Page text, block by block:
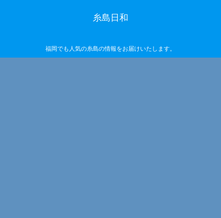
糸島日和
福岡でも人気の糸島の情報をお届けいたします。